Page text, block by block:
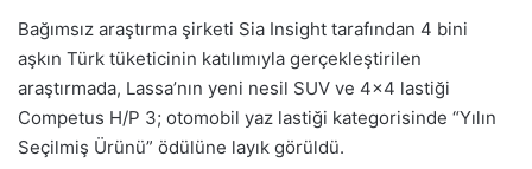
Bağımsız araştırma şirketi Sia Insight tarafından 4 bini
aşkın Türk tüketicinin katılımıyla gerçekleştirilen
araştırmada, Lassa’nın yeni nesil SUV ve 4×4 lastiği
Competus H/P 3; otomobil yaz lastiği kategorisinde “Yılın
Seçilmiş Ürünü” ödülüne layık görüldü.